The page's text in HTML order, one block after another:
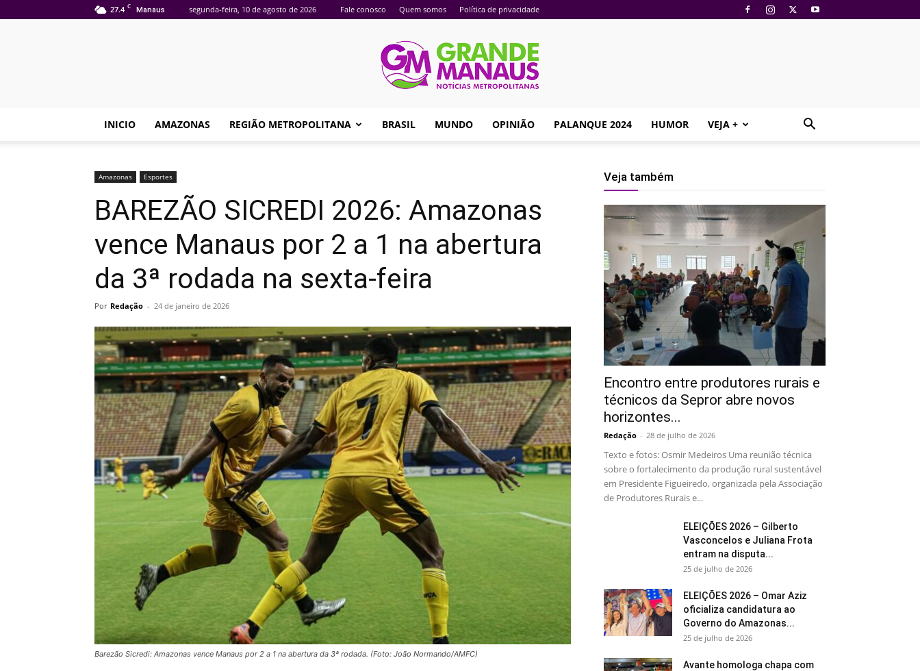
27.4 C Manaus segunda-feira, 10 de agosto de 2026 Fale conosco Quem somos Política de privacidade
INICIO AMAZONAS REGIÃO METROPOLITANA BRASIL MUNDO OPINIÃO PALANQUE 2024 HUMOR VEJA +
Amazonas Esportes
BAREZÃO SICREDI 2026: Amazonas
vence Manaus por 2 a 1 na abertura
da 3ª rodada na sexta-feira
Por Redação - 24 de janeiro de 2026
Barezão Sicredi: Amazonas vence Manaus por 2 a 1 na abertura da 3ª rodada. (Foto: João Normando/AMFC)
Veja também
Encontro entre produtores rurais e
técnicos da Sepror abre novos
horizontes...
Redação - 28 de julho de 2026
Texto e fotos: Osmir Medeiros Uma reunião técnica
sobre o fortalecimento da produção rural sustentável
em Presidente Figueiredo, organizada pela Associação
de Produtores Rurais e...
ELEIÇÕES 2026 – Gilberto
Vasconcelos e Juliana Frota
entram na disputa...
25 de julho de 2026
ELEIÇÕES 2026 – Omar Aziz
oficializa candidatura ao
Governo do Amazonas...
25 de julho de 2026
Avante homologa chapa com